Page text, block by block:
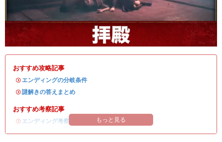
おすすめ攻略記事
・ エンディングの分岐条件
・謎解きの答えまとめ
おすすめ考察記事
・ エンディング考察 もっと見る